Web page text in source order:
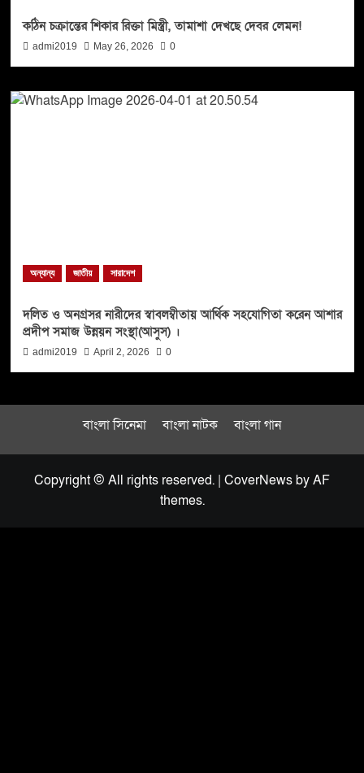
কঠিন চক্রান্তের শিকার রিক্তা মিস্ত্রী, তামাশা দেখছে দেবর লেমন!
admi2019 May 26, 2026 0
অন্যান্য জাতীয় সারাদেশ
দলিত ও অনগ্রসর নারীদের স্বাবলম্বীতায় আর্থিক সহযোগিতা করেন আশার
প্রদীপ সমাজ উন্নয়ন সংস্থা(আসুস) ।
admi2019 April 2, 2026 0
বাংলা সিনেমা বাংলা নাটক বাংলা গান
Copyright © All rights reserved. | CoverNewsby AF
themes.